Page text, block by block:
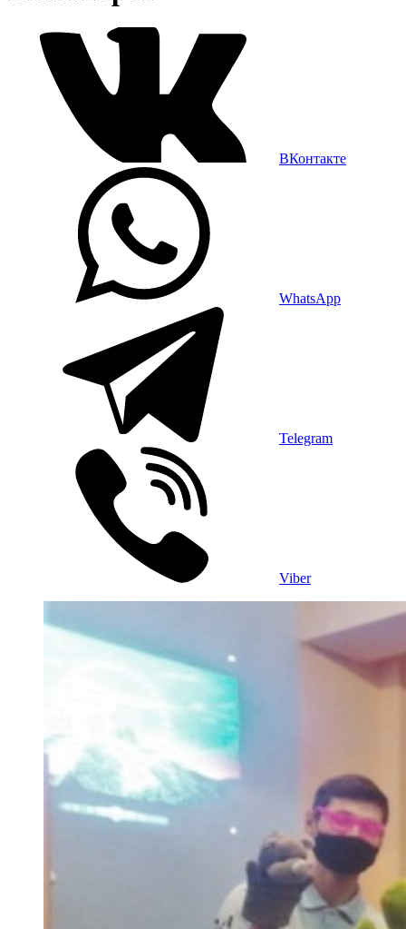
ВКонтакте
WhatsApp
Telegram
Viber